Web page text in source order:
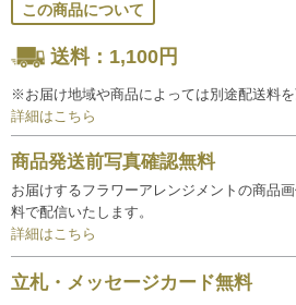
この商品について
送料：1,100円
※お届け地域や商品によっては別途配送料を
詳細はこちら
商品発送前写真確認無料
お届けするフラワーアレンジメントの商品
料で配信いたします。
詳細はこちら
立札・メッセージカード無料